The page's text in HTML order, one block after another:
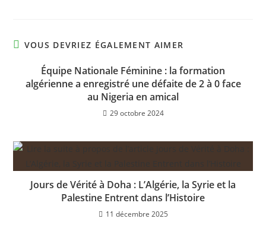
VOUS DEVRIEZ ÉGALEMENT AIMER
Équipe Nationale Féminine : la formation
algérienne a enregistré une défaite de 2 à 0 face
au Nigeria en amical
29 octobre 2024
Jours de Vérité à Doha : L’Algérie, la Syrie et la
Palestine Entrent dans l’Histoire
11 décembre 2025